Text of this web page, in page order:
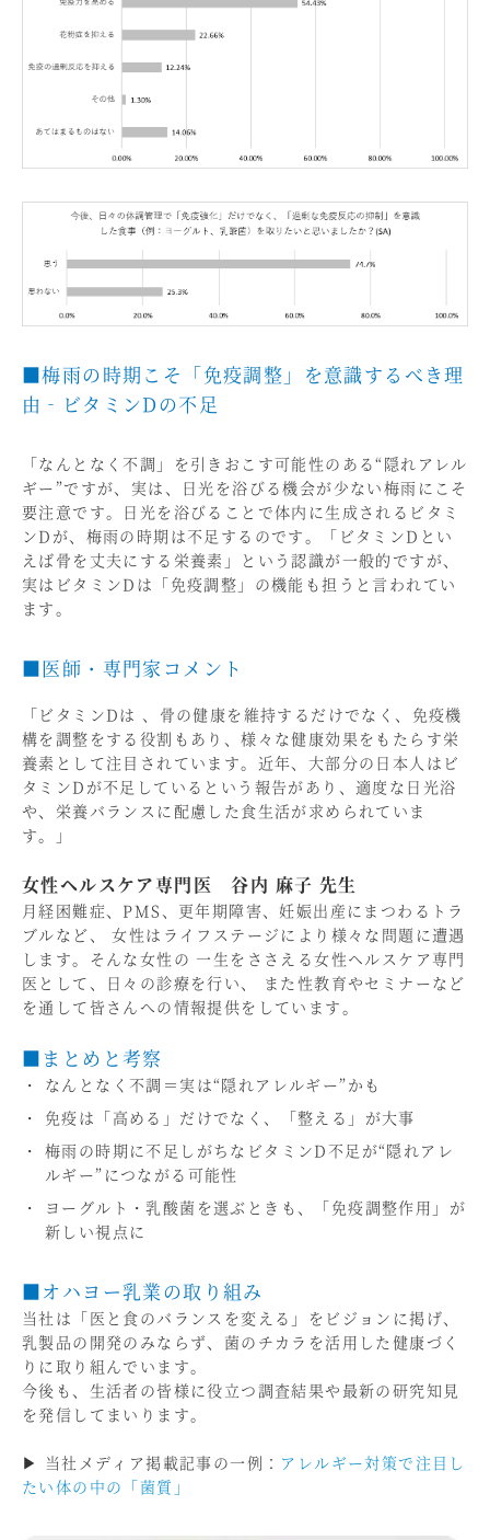
■梅雨の時期こそ「免疫調整」を意識するべき理
由‐ビタミンDの不足
「なんとなく不調」を引きおこす可能性のある“隠れアレル
ギー”ですが、実は、日光を浴びる機会が少ない梅雨にこそ
要注意です。日光を浴びることで体内に生成されるビタミ
ンDが、梅雨の時期は不足するのです。「ビタミンDとい
えば骨を丈夫にする栄養素」という認識が一般的ですが、
実はビタミンDは「免疫調整」の機能も担うと言われてい
ます。
■医師・専門家コメント
「ビタミンDは 、骨の健康を維持するだけでなく、免疫機
構を調整をする役割もあり、様々な健康効果をもたらす栄
養素として注目されています。近年、大部分の日本人はビ
タミンDが不足しているという報告があり、適度な日光浴
や、栄養バランスに配慮した食生活が求められていま
す。」
女性ヘルスケア専門医 谷内 麻子 先生
月経困難症、PMS、更年期障害、妊娠出産にまつわるトラ
ブルなど、 女性はライフステージにより様々な問題に遭遇
します。そんな女性の 一生をささえる女性ヘルスケア専門
医として、日々の診療を行い、 また性教育やセミナーなど
を通して皆さんへの情報提供をしています。
■まとめと考察
なんとなく不調＝実は“隠れアレルギー”かも
免疫は「高める」だけでなく、「整える」が大事
梅雨の時期に不足しがちなビタミンD不足が“隠れアレ
ルギー”につながる可能性
ヨーグルト・乳酸菌を選ぶときも、「免疫調整作用」が
新しい視点に
■オハヨー乳業の取り組み
当社は「医と食のバランスを変える」をビジョンに掲げ、
乳製品の開発のみならず、菌のチカラを活用した健康づく
りに取り組んでいます。
今後も、生活者の皆様に役立つ調査結果や最新の研究知見
を発信してまいります。
▶ 当社メディア掲載記事の一例： アレルギー対策で注目し
たい体の中の「菌質」